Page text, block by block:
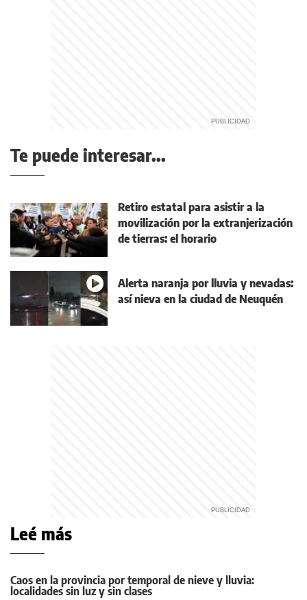
Te puede interesar...
Retiro estatal para asistir a la
movilización por la extranjerización
de tierras: el horario
Alerta naranja por lluvia y nevadas:
así nieva en la ciudad de Neuquén
Leé más
Caos en la provincia por temporal de nieve y lluvia:
localidades sin luz y sin clases